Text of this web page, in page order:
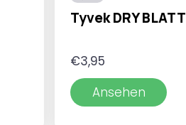
Tyvek DRY BLATT
€3,95
Ansehen